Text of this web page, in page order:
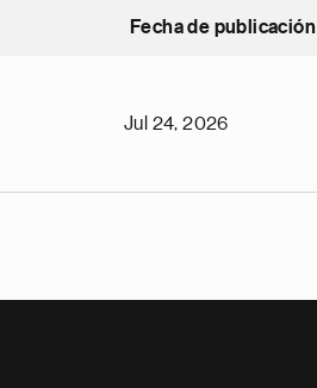
Fecha de publicación
Jul 24, 2026